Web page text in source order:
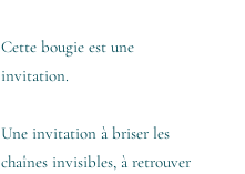
Cette bougie est une
invitation.
Une invitation à briser les
chaînes invisibles, à retrouver